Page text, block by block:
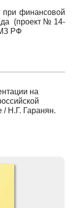
при финансовой
(проект № 14-
РФ
на
/ Н.Г. Гаранян.